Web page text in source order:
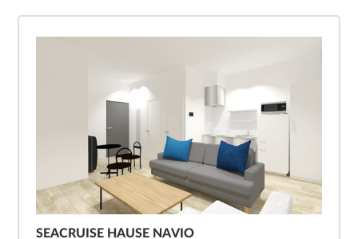
SEACRUISE HAUSE NAVIO